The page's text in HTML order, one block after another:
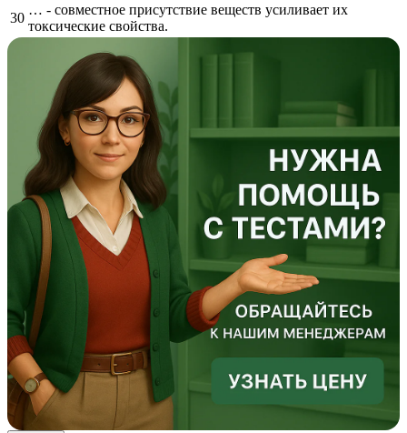
30
… - совместное присутствие веществ усиливает их
токсические свойства.